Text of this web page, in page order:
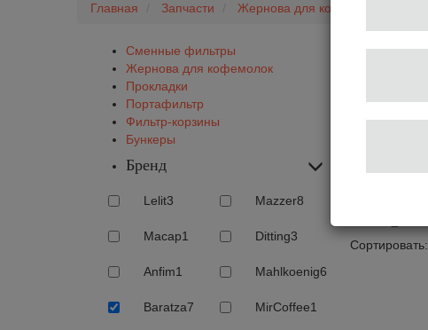
Главная Запчасти Жернова для кофемолок
Сменные фильтры
Жернова для кофемолок
Прокладки
Портафильтр
Фильтр-корзины
Бункеры
Бренд
Lelit3 Mazzer8
Macap1 Ditting3
Anfim1 Mahlkoenig6
Baratza7 MirCoffee1
Сортировать: